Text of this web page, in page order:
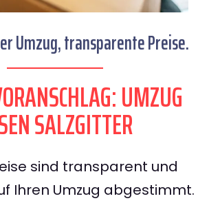
Umzug, transparente Preise.
UMZUG
SALZGITTER
sind transparent und
Ihren Umzug abgestimmt.